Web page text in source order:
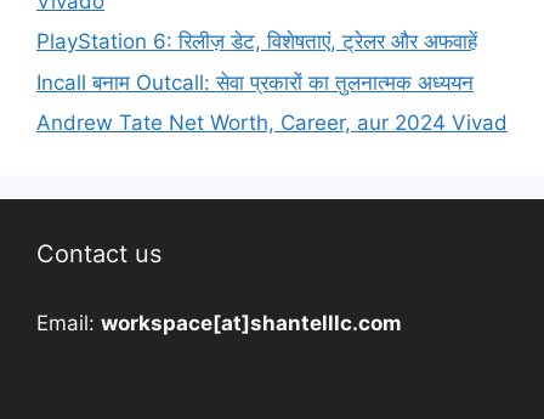
PlayStation 6: रिलीज़ डेट, विशेषताएं, ट्रेलर और अफवाहें
Incall बनाम Outcall: सेवा प्रकारों का तुलनात्मक अध्ययन
Andrew Tate Net Worth, Career, aur 2024 Vivad
Contact us
Email: workspace[at]shantelllc.com